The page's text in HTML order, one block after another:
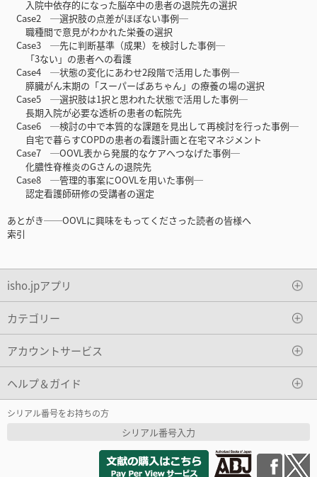
入院中依存的になった脳卒中の患者の退院先の選択
Case2 ─選択肢の点差がほぼない事例─
職種間で意見がわかれた栄養の選択
Case3 ─先に判断基準（成果）を検討した事例─
「3ない」の患者への看護
Case4 ─状態の変化にあわせ2段階で活用した事例─
膵臓がん末期の「スーパーばあちゃん」の療養の場の選択
Case5 ─選択肢は1択と思われた状態で活用した事例─
長期入院が必要な透析の患者の転院先
Case6 ─検討の中で本質的な課題を見出して再検討を行った事例─
自宅で暮らすCOPDの患者の看護計画と在宅マネジメント
Case7 ─OOVL表から発展的なケアへつなげた事例─
化膿性脊椎炎のGさんの退院先
Case8 ─管理的事案にOOVLを用いた事例─
認定看護師研修の受講者の選定
あとがき──OOVLに興味をもってくださった読者の皆様へ
索引
isho.jpアプリ
カテゴリー
アカウントサービス
ヘルプ＆ガイド
シリアル番号をお持ちの方
シリアル番号入力